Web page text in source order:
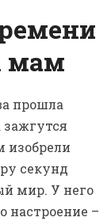
мам
прошла
зажгутся
изобрели
секунд
мир. У него
настроение –